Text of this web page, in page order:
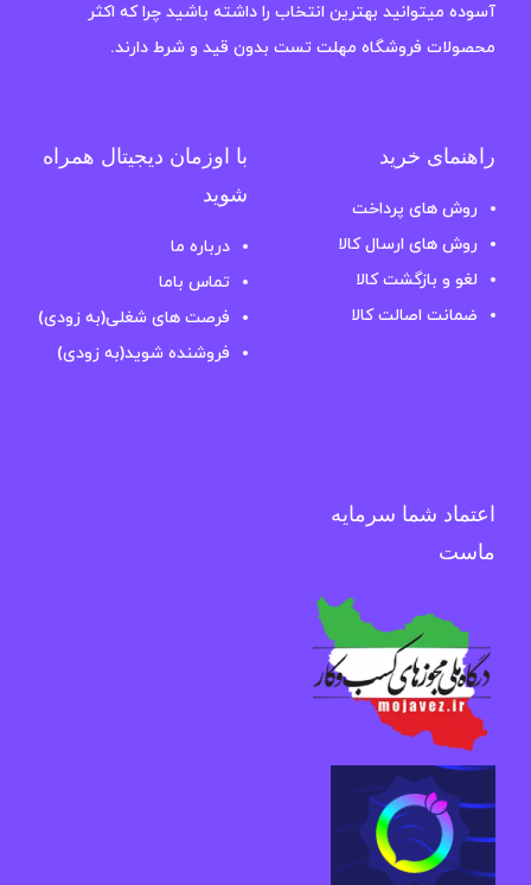
آسوده میتوانید بهترین انتخاب را داشته باشید چرا که اکثر
محصولات فروشگاه مهلت تست بدون قید و شرط دارند.
راهنمای خرید
روش های پرداخت
روش های ارسال کالا
لغو و بازگشت کالا
ضمانت اصالت کالا
با اوزمان دیجیتال همراه
شوید
درباره ما
تماس باما
فرصت های شغلی(به زودی)
فروشنده شوید(به زودی)
اعتماد شما سرمایه
ماست